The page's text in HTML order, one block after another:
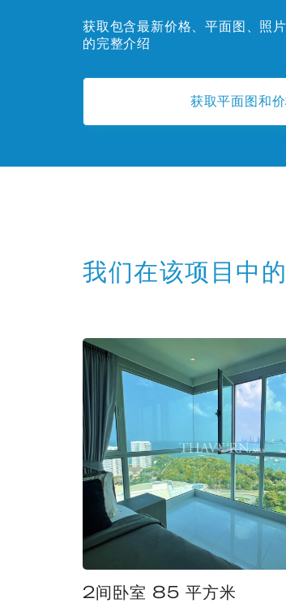
获取包含最新价格、平面图、照
的完整介绍
获取平面图和
我们在该项目
2间卧室 85 平方米